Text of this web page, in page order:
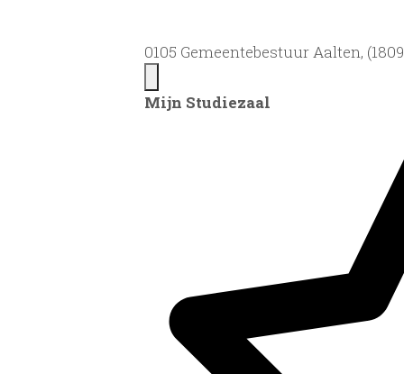
0105 Gemeentebestuur Aalten,
Mijn Studiezaal